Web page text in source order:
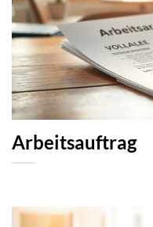
Arbeitsauftrag